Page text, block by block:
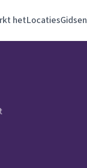
hetLocatiesGidsen